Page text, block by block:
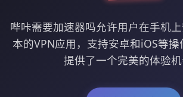
哔咔需要加速器吗允许用户在手机
本的VPN应用，支持安卓和iOS等
提供了一个完美的体验机